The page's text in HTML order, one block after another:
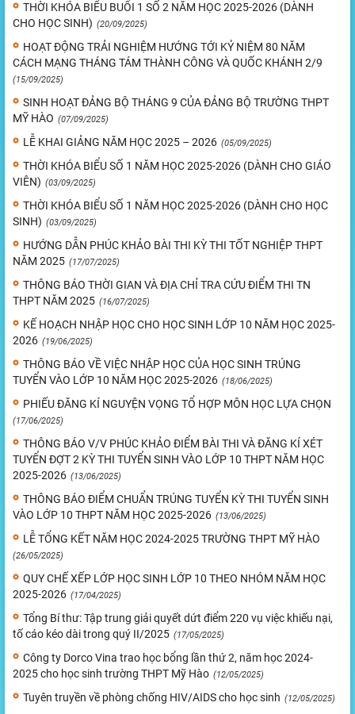
THỜI KHÓA BIỂU BUỔI 1 SỐ 2 NĂM HỌC 2025-2026 (DÀNH
CHO HỌC SINH) (20/09/2025)
HOẠT ĐỘNG TRẢI NGHIỆM HƯỚNG TỚI KỶ NIỆM 80 NĂM
CÁCH MẠNG THÁNG TÁM THÀNH CÔNG VÀ QUỐC KHÁNH 2/9
(15/09/2025)
SINH HOẠT ĐẢNG BỘ THÁNG 9 CỦA ĐẢNG BỘ TRƯỜNG THPT
MỸ HÀO (07/09/2025)
LỄ KHAI GIẢNG NĂM HỌC 2025 – 2026 (05/09/2025)
THỜI KHÓA BIỂU SỐ 1 NĂM HỌC 2025-2026 (DÀNH CHO GIÁO
VIÊN) (03/09/2025)
THỜI KHÓA BIỂU SỐ 1 NĂM HỌC 2025-2026 (DÀNH CHO HỌC
SINH) (03/09/2025)
HƯỚNG DẪN PHÚC KHẢO BÀI THI KỲ THI TỐT NGHIỆP THPT
NĂM 2025 (17/07/2025)
THÔNG BÁO THỜI GIAN VÀ ĐỊA CHỈ TRA CỨU ĐIỂM THI TN
THPT NĂM 2025 (16/07/2025)
KẾ HOẠCH NHẬP HỌC CHO HỌC SINH LỚP 10 NĂM HỌC 2025-
2026 (19/06/2025)
THÔNG BÁO VỀ VIỆC NHẬP HỌC CỦA HỌC SINH TRÚNG
TUYỂN VÀO LỚP 10 NĂM HỌC 2025-2026 (18/06/2025)
PHIẾU ĐĂNG KÍ NGUYỆN VỌNG TỔ HỢP MÔN HỌC LỰA CHỌN
(17/06/2025)
THÔNG BÁO V/V PHÚC KHẢO ĐIỂM BÀI THI VÀ ĐĂNG KÍ XÉT
TUYỂN ĐỢT 2 KỲ THI TUYỂN SINH VÀO LỚP 10 THPT NĂM HỌC
2025-2026 (13/06/2025)
THÔNG BÁO ĐIỂM CHUẨN TRÚNG TUYỂN KỲ THI TUYỂN SINH
VÀO LỚP 10 THPT NĂM HỌC 2025-2026 (13/06/2025)
LỄ TỔNG KẾT NĂM HỌC 2024-2025 TRƯỜNG THPT MỸ HÀO
(26/05/2025)
QUY CHẾ XẾP LỚP HỌC SINH LỚP 10 THEO NHÓM NĂM HỌC
2025-2026 (17/04/2025)
Tổng Bí thư: Tập trung giải quyết dứt điểm 220 vụ việc khiếu nại,
tố cáo kéo dài trong quý II/2025 (17/05/2025)
Công ty Dorco Vina trao học bổng lần thứ 2, năm học 2024-
2025 cho học sinh trường THPT Mỹ Hào (12/05/2025)
Tuyên truyền về phòng chống HIV/AIDS cho học sinh (12/05/2025)